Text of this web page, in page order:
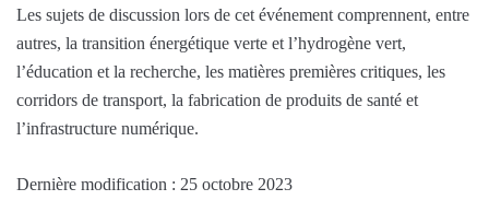
Les sujets de discussion lors de cet événement comprennent, entre
autres, la transition énergétique verte et l’hydrogène vert,
l’éducation et la recherche, les matières premières critiques, les
corridors de transport, la fabrication de produits de santé et
l’infrastructure numérique.
Dernière modification : 25 octobre 2023